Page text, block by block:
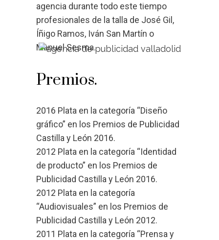
agencia durante todo este tiempo
profesionales de la talla de José Gil,
Íñigo Ramos, Iván San Martín o
Manuel Sesma.
Premios.
2016 Plata en la categoría “Diseño
gráfico” en los Premios de Publicidad
Castilla y León 2016.
2012 Plata en la categoría “Identidad
de producto” en los Premios de
Publicidad Castilla y León 2016.
2012 Plata en la categoría
“Audiovisuales” en los Premios de
Publicidad Castilla y León 2012.
2011 Plata en la categoría “Prensa y